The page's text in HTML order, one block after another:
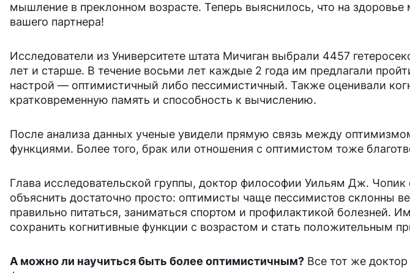
мышление в преклонном возрасте. Теперь выяснилось, что на
вашего партнера!
Исследователи из Университете штата Мичиган выбрали 4457
лет и старше. В течение восьми лет каждые 2 года им предлагали
настрой — оптимистичный либо пессимистичный. Также оценивали
кратковременную память и способность к вычислению.
После анализа данных ученые увидели прямую связь между
функциями. Более того, брак или отношения с оптимистом тоже
Глава исследовательской группы, доктор философии Уильям Дж. Чопик
объяснить достаточно просто: оптимисты чаще пессимистов склонны
правильно питаться, заниматься спортом и профилактикой болезней.
сохранить когнитивные функции с возрастом и стать положительным
А можно ли научиться быть более оптимистичным? Все тот же доктор